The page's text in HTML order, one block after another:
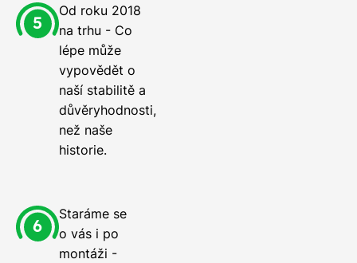
Od roku 2018
na trhu - Co
lépe může
vypovědět o
naší stabilitě a
důvěryhodnosti,
než naše
historie.
Staráme se
o vás i po
montáži -